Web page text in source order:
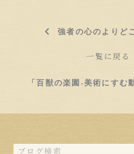
強者の心のよりど
一覧に戻る
「百獣の楽園-美術にすむ